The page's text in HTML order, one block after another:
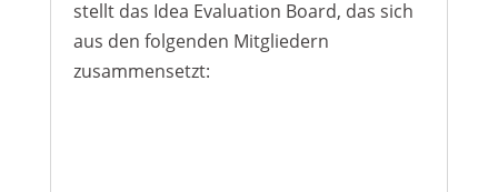
stellt das Idea Evaluation Board, das sich
aus den folgenden Mitgliedern
zusammensetzt: